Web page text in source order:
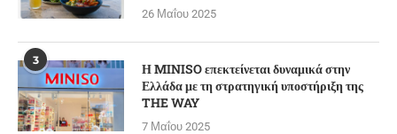
26 Μαΐου 2025
3
Η MINISO επεκτείνεται δυναμικά στην
Ελλάδα με τη στρατηγική υποστήριξη της
THE WAY
7 Μαΐου 2025